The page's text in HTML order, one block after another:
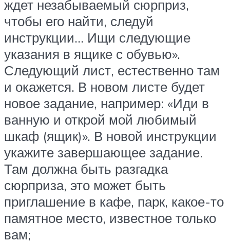
ждет незабываемый сюрприз,
чтобы его найти, следуй
инструкции… Ищи следующие
указания в ящике с обувью».
Следующий лист, естественно там
и окажется. В новом листе будет
новое задание, например: «Иди в
ванную и открой мой любимый
шкаф (ящик)». В новой инструкции
укажите завершающее задание.
Там должна быть разгадка
сюрприза, это может быть
приглашение в кафе, парк, какое-то
памятное место, известное только
вам;